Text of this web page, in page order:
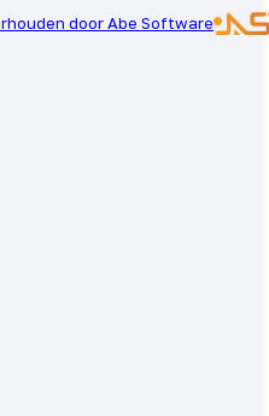
door Abe Software